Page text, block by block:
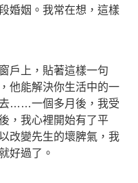
婚姻。我常在想，這樣
戶上，貼著這樣一句
他能解決你生活中的一
……一個多月後，我受
，我心裡開始有了平
改變先生的壞脾氣，我
好過了。